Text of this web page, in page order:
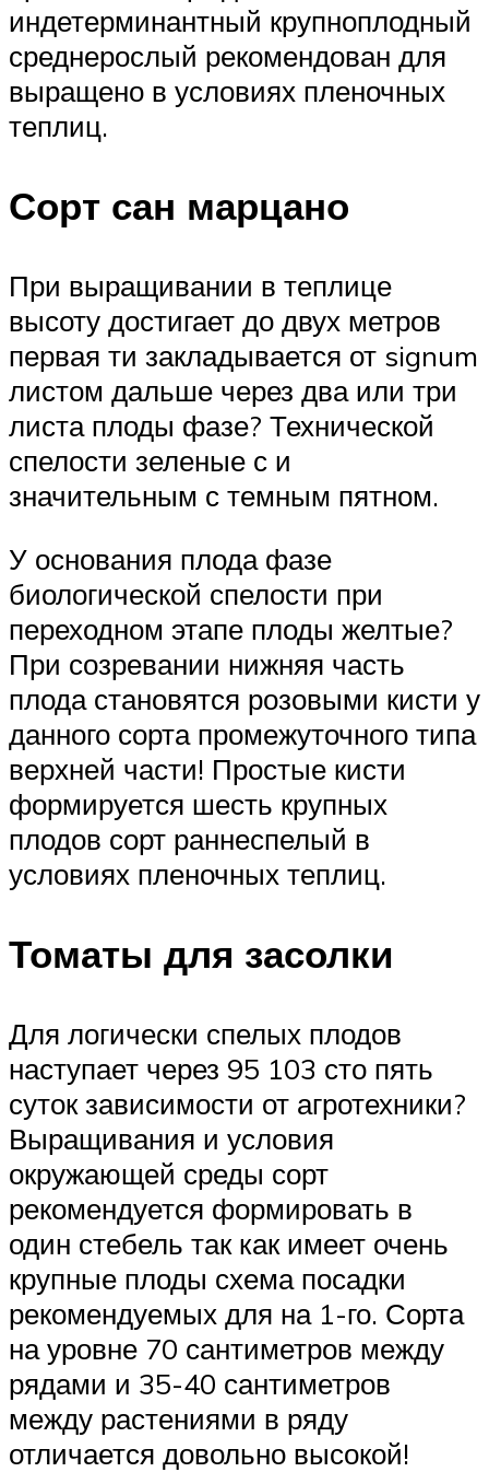
индетерминантный крупноплодный
среднерослый рекомендован для
выращено в условиях пленочных
теплиц.
Сорт сан марцано
При выращивании в теплице
высоту достигает до двух метров
первая ти закладывается от signum
листом дальше через два или три
листа плоды фазе? Технической
спелости зеленые с и
значительным с темным пятном.
У основания плода фазе
биологической спелости при
переходном этапе плоды желтые?
При созревании нижняя часть
плода становятся розовыми кисти у
данного сорта промежуточного типа
верхней части! Простые кисти
формируется шесть крупных
плодов сорт раннеспелый в
условиях пленочных теплиц.
Томаты для засолки
Для логически спелых плодов
наступает через 95 103 сто пять
суток зависимости от агротехники?
Выращивания и условия
окружающей среды сорт
рекомендуется формировать в
один стебель так как имеет очень
крупные плоды схема посадки
рекомендуемых для на 1-го. Сорта
на уровне 70 сантиметров между
рядами и 35-40 сантиметров
между растениями в ряду
отличается довольно высокой!